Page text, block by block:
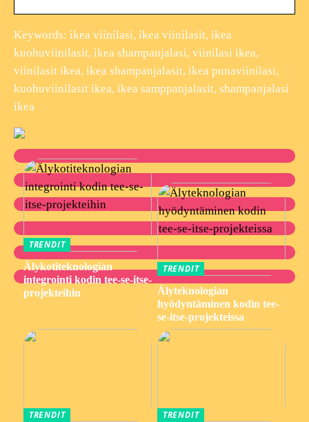
Keywords: ikea viinilasi, ikea viinilasit, ikea
kuohuviinilasit, ikea shampanjalasi, viinilasi ikea,
viinilasit ikea, ikea shampanjalasit, ikea punaviinilasi,
kuohuviinilasit ikea, ikea samppanjalasit, shampanjalasi
ikea
TRENDIT
Älykotiteknologian
integrointi kodin tee-se-itse-
projekteihin
TRENDIT
Älyteknologian
hyödyntäminen kodin tee-
se-itse-projekteissa
TRENDIT
TRENDIT